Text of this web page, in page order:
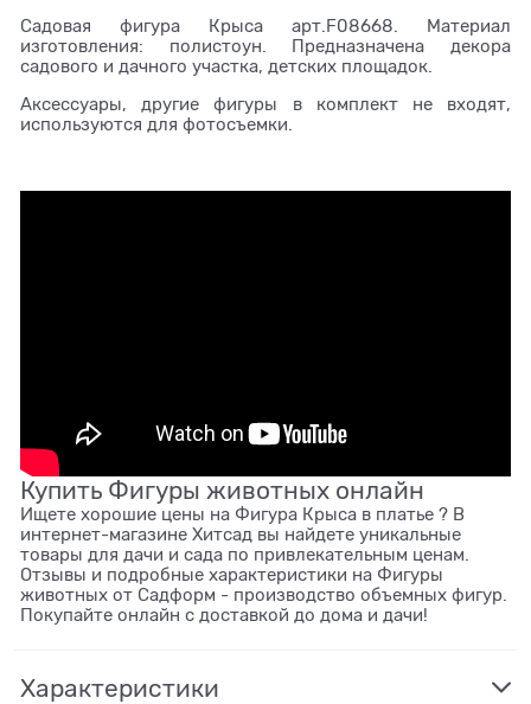
Садовая фигура Крыса арт.F08668. Материал
изготовления: полистоун. Предназначена декора
садового и дачного участка, детских площадок.
Аксессуары, другие фигуры в комплект не входят,
используются для фотосъемки.
Купить Фигуры животных онлайн
Ищете хорошие цены на Фигура Крыса в платье ? В
интернет-магазине Хитсад вы найдете уникальные
товары для дачи и сада по привлекательным ценам.
Отзывы и подробные характеристики на Фигуры
животных от Садформ - производство объемных фигур.
Покупайте онлайн с доставкой до дома и дачи!
Характеристики